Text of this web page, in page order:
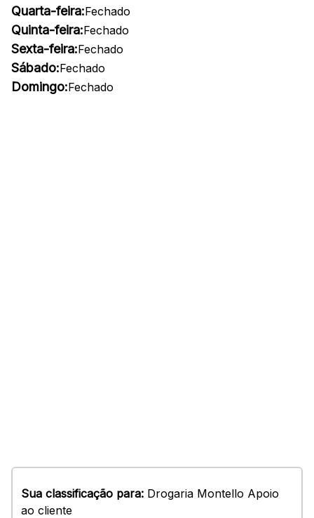
Quarta-feira:Fechado
Quinta-feira:Fechado
Sexta-feira:Fechado
Sábado:Fechado
Domingo:Fechado
Sua classificação para: Drogaria Montello Apoio
ao cliente